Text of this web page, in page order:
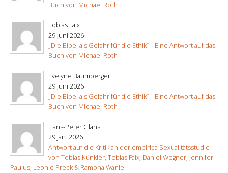
Buch von Michael Roth
Tobias Faix
29 Juni 2026
„Die Bibel als Gefahr für die Ethik“ – Eine Antwort auf das
Buch von Michael Roth
Evelyne Baumberger
29 Juni 2026
„Die Bibel als Gefahr für die Ethik“ – Eine Antwort auf das
Buch von Michael Roth
Hans-Peter Glahs
29 Jan. 2026
Antwort auf die Kritik an der empirica Sexualitätsstudie
von Tobias Künkler, Tobias Faix, Daniel Wegner, Jennifer
Paulus, Leonie Preck & Ramona Wanie